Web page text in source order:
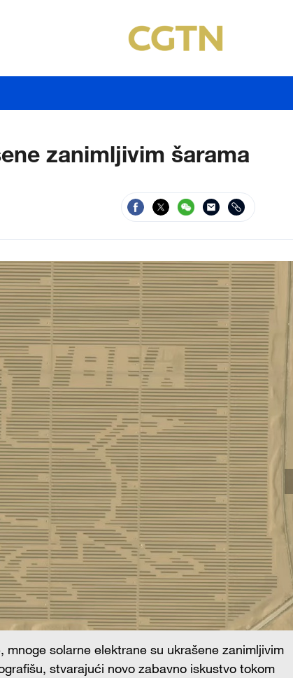
zanimljivim šarama
solarne elektrane su ukrašene zanimljivim
stvarajući novo zabavno iskustvo tokom